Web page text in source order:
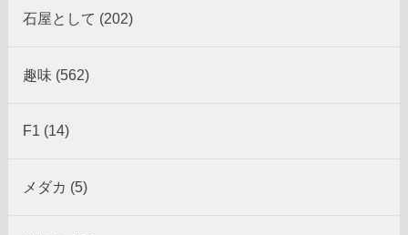
石屋として (202)
趣味 (562)
F1 (14)
メダカ (5)